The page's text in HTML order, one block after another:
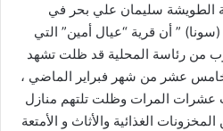
الطويشة سليمان علي بحر في
(سونا) ” أن قرية “عيال أمين” التي
إلى الجنوب من رئاسة المحلية قد ظلت تشهد
عشر من شهر فبراير الماضي ،
عشرات المرات وظلت تلتهم منازل
الغذائية والأثاث و الأمتعة